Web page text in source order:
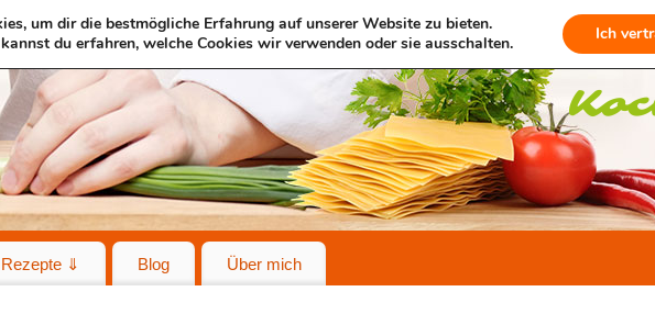
Rezepte ⇓ Blog Über mich
um dir die bestmögliche Erfahrung auf unserer Website zu bieten.
kannst du erfahren, welche Cookies wir verwenden oder sie ausschalten. Ich